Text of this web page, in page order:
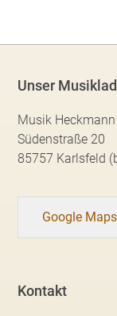
Unser
Musik Heckmann
Südenstraße 20
85757 Karlsfeld
Google
Kontakt